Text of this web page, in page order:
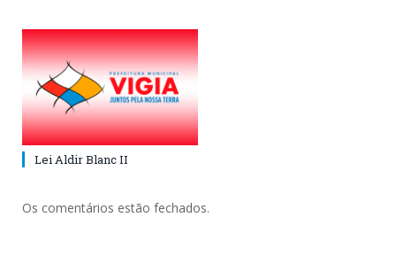
Lei Aldir Blanc II
Os comentários estão fechados.